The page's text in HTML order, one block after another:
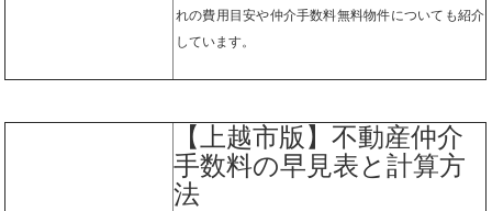
れの費用目安や仲介手数料無料物件についても紹介
しています。
【上越市版】不動産仲介
手数料の早見表と計算方
法